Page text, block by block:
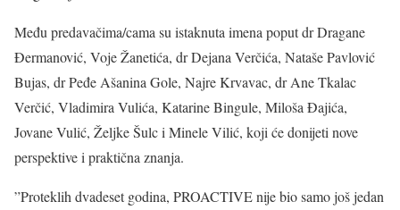
Među predavačima/cama su istaknuta imena poput dr Dragane
Đermanović, Voje Žanetića, dr Dejana Verčića, Nataše Pavlović
Bujas, dr Peđe Ašanina Gole, Najre Krvavac, dr Ane Tkalac
Verčić, Vladimira Vulića, Katarine Bingule, Miloša Đajića,
Jovane Vulić, Željke Šulc i Minele Vilić, koji će donijeti nove
perspektive i praktična znanja.
”Proteklih dvadeset godina, PROACTIVE nije bio samo još jedan